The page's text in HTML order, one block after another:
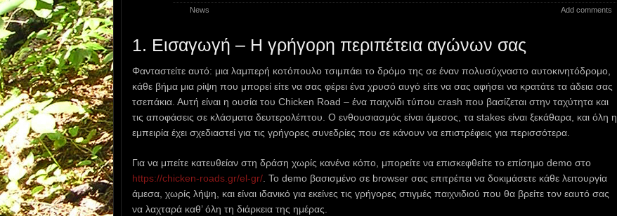
News Add comments
1. Εισαγωγή – Η γρήγορη περιπέτεια αγώνων σας
Φανταστείτε αυτό: μια λαμπερή κοτόπουλο τσιμπάει το δρόμο της σε έναν πολυσύχναστο αυτοκινητόδρομο,
κάθε βήμα μια ρίψη που μπορεί είτε να σας φέρει ένα χρυσό αυγό είτε να σας αφήσει να κρατάτε τα άδεια σας
τσεπάκια. Αυτή είναι η ουσία του Chicken Road – ένα παιχνίδι τύπου crash που βασίζεται στην ταχύτητα και
τις αποφάσεις σε κλάσματα δευτερολέπτου. Ο ενθουσιασμός είναι άμεσος, τα stakes είναι ξεκάθαρα, και όλη η
εμπειρία έχει σχεδιαστεί για τις γρήγορες συνεδρίες που σε κάνουν να επιστρέφεις για περισσότερα.
Για να μπείτε κατευθείαν στη δράση χωρίς κανένα κόπο, μπορείτε να επισκεφθείτε το επίσημο demo στο
https://chicken-roads.gr/el-gr/. Το demo βασισμένο σε browser σας επιτρέπει να δοκιμάσετε κάθε λειτουργία
άμεσα, χωρίς λήψη, και είναι ιδανικό για εκείνες τις γρήγορες στιγμές παιχνιδιού που θα βρείτε τον εαυτό σας
να λαχταρά καθ’ όλη τη διάρκεια της ημέρας.